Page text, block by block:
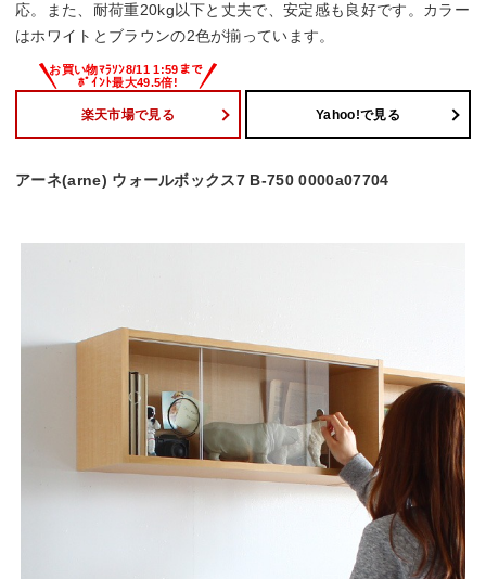
応。また、耐荷重20kg以下と丈夫で、安定感も良好です。カラー
はホワイトとブラウンの2色が揃っています。
楽天市場で見る Yahoo!で見る
アーネ(arne) ウォールボックス7 B-750 0000a07704